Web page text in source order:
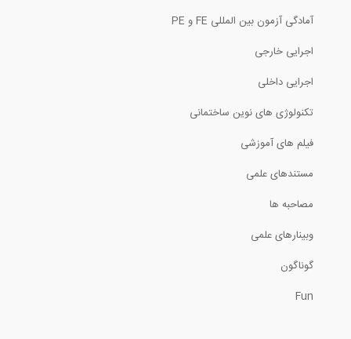
فیلم وبینار آشنایی با قابلیت های...آمادگی آزمون بین المللی FE و PE
اجرایی خارجی
اجرایی داخلی
تکنولوژی های نوین ساختمانی
فیلم های آموزشی
مستندهای علمی
مصاحبه ها
وبینارهای علمی
گوناگون
Fun